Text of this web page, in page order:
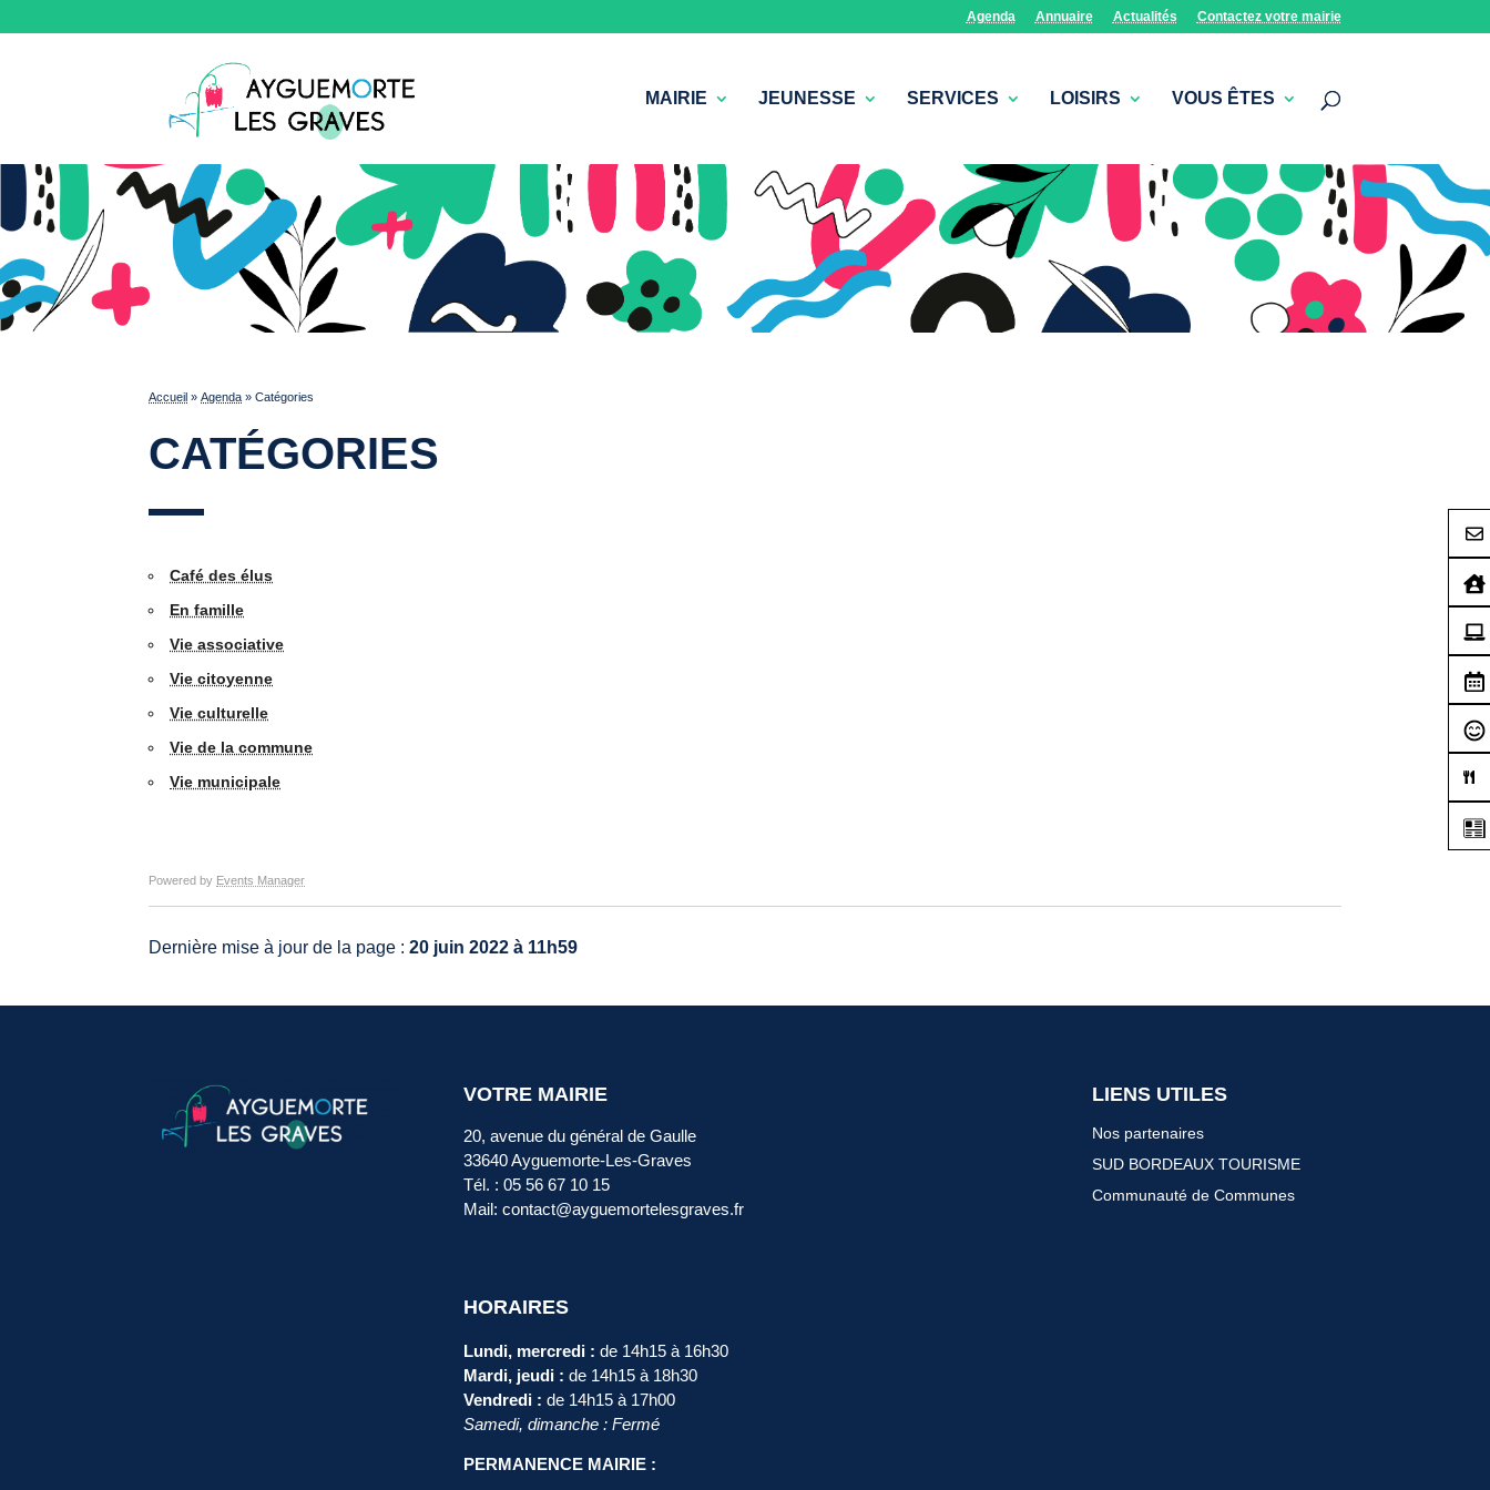
Agenda Annuaire Actualités Contactez votre mairie
MAIRIE JEUNESSE SERVICES LOISIRS VOUS ÊTES
Accueil »Agenda »Catégories
CATÉGORIES
Café des élus
En famille
Vie associative
Vie citoyenne
Vie culturelle
Vie de la commune
Vie municipale
Powered by Events Manager
Dernière mise à jour de la page :20 juin 2022 à 11h59
VOTRE MAIRIE
20, avenue du général de Gaulle
33640 Ayguemorte-Les-Graves
Tél. : 05 56 67 10 15
Mail: contact@ayguemortelesgraves.fr
HORAIRES
Lundi, mercredi : de 14h15 à 16h30
Mardi, jeudi : de 14h15 à 18h30
Vendredi : de 14h15 à 17h00
Samedi, dimanche : Fermé
PERMANENCE MAIRIE :
LIENS UTILES
Nos partenaires
SUD BORDEAUX TOURISME
Communauté de Communes